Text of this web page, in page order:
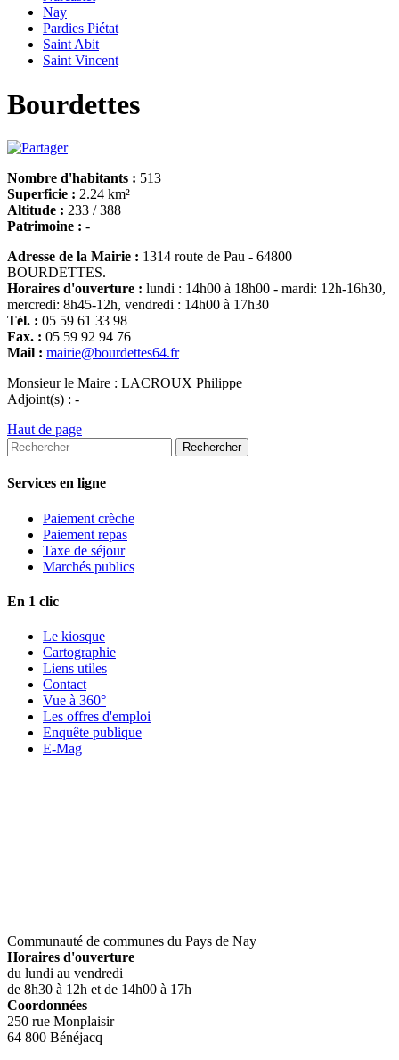
Nay
Pardies Piétat
Saint Abit
Saint Vincent
Bourdettes
Nombre d'habitants : 513
Superficie : 2.24 km²
Altitude : 233 / 388
Patrimoine : -
Adresse de la Mairie : 1314 route de Pau - 64800
BOURDETTES.
Horaires d'ouverture : lundi : 14h00 à 18h00 - mardi: 12h-16h30,
mercredi: 8h45-12h, vendredi : 14h00 à 17h30
Tél. : 05 59 61 33 98
Fax. : 05 59 92 94 76
Mail : mairie@bourdettes64.fr
Monsieur le Maire : LACROUX Philippe
Adjoint(s) : -
Haut de page
Services en ligne
Paiement crèche
Paiement repas
Taxe de séjour
Marchés publics
En 1 clic
Le kiosque
Cartographie
Liens utiles
Contact
Vue à 360°
Les offres d'emploi
Enquête publique
E-Mag
Communauté de communes du Pays de Nay
Horaires d'ouverture
du lundi au vendredi
de 8h30 à 12h et de 14h00 à 17h
Coordonnées
250 rue Monplaisir
64 800 Bénéjacq